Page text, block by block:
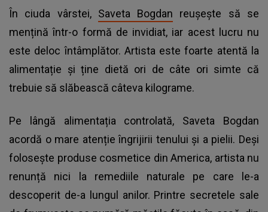
În ciuda vârstei, Saveta Bogdan reușește să se
mențină într-o formă de invidiat, iar acest lucru nu
este deloc întâmplător. Artista este foarte atentă la
alimentație și ține dietă ori de câte ori simte că
trebuie să slăbească câteva kilograme.
Pe lângă alimentația controlată, Saveta Bogdan
acordă o mare atenție îngrijirii tenului și a pielii. Deși
folosește produse cosmetice din America, artista nu
renunță nici la remediile naturale pe care le-a
descoperit de-a lungul anilor. Printre secretele sale